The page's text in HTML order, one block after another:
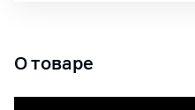
О товаре